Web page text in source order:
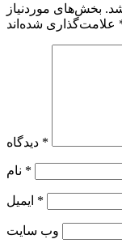
بخش‌های موردنیاز
*
*
*
وب‌ سایت